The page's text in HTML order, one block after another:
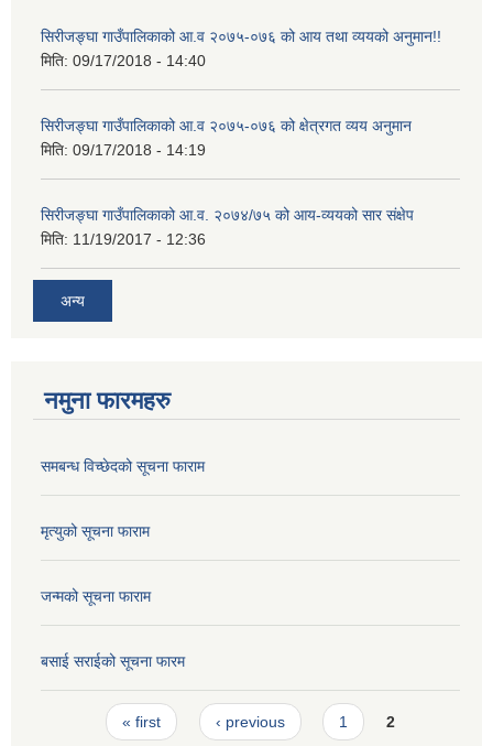
सिरीजङ्घा गाउँपालिकाको आ.व २०७५-०७६ को आय तथा व्ययको अनुमान!!
मिति: 09/17/2018 - 14:40
सिरीजङ्घा गाउँपालिकाको आ.व २०७५-०७६ को क्षेत्रगत व्यय अनुमान
मिति: 09/17/2018 - 14:19
सिरीजङ्घा गाउँपालिकाको आ.व. २०७४/७५ को आय-व्ययको सार संक्षेप
मिति: 11/19/2017 - 12:36
अन्य
नमुना फारमहरु
समबन्ध विच्छेदको सूचना फाराम
मृत्युको सूचना फाराम
जन्मको सूचना फाराम
बसाई सराईको सूचना फारम
Pages« first ‹ previous 1 2